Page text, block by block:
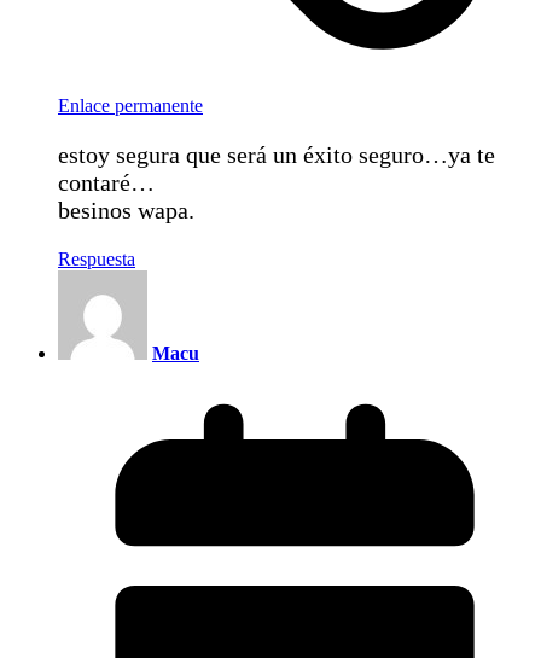
Enlace permanente
estoy segura que será un éxito seguro…ya te
contaré…
besinos wapa.
Respuesta
Macu